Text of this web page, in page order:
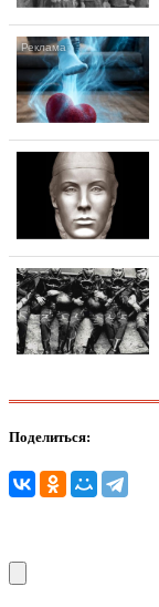
Поделиться: